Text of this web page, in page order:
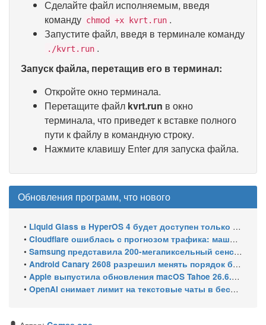
Сделайте файл исполняемым, введя
команду chmod +x kvrt.run .
Запустите файл, введя в терминале команду
./kvrt.run .
Запуск файла, перетащив его в терминал:
Откройте окно терминала.
Перетащите файл kvrt.run в окно
терминала, что приведет к вставке полного
пути к файлу в командную строку.
Нажмите клавишу Enter для запуска файла.
Обновления программ, что нового
• Liquid Glass в HyperOS 4 будет доступен только на флагманских чипсетах
• Cloudflare ошиблась с прогнозом трафика: машины обошли людей в мае 2026
• Samsung представила 200-мегапиксельный сенсор ISOCELL HPC с DeepPix
• Android Canary 2608 разрешил менять порядок блоков шторки
• Apple выпустила обновления macOS Tahoe 26.6.1, Sequoia 15.7.9 и Sonoma 14.8.9 для устранения уязвимости общего доступа к экрану
• OpenAI снимает лимит на текстовые чаты в бесплатном ChatGPT